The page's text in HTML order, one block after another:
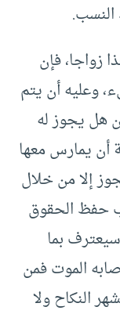
زواجا، فإن
وعليه أن يتم
هل يجوز له
أن يمارس معها
إلا من خلال
حفظ الحقوق
بما
الموت فمن
النكاح ولا